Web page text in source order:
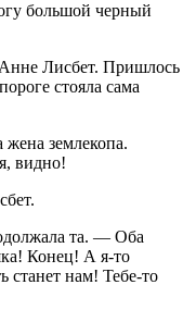
большой черный
Лисбет. Пришлось
стояла сама
землекопа.
видно!
та. — Оба
Конец! А я-то
станет нам! Тебе-то